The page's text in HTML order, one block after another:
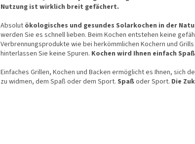
Nutzung ist wirklich breit gefächert.
Absolut ökologisches und gesundes Solarkochen in der
werden Sie es schnell lieben. Beim Kochen entstehen keine
Verbrennungsprodukte wie bei herkömmlichen Kochern und
hinterlassen Sie keine Spuren. Kochen wird Ihnen einfach
Einfaches Grillen, Kochen und Backen ermöglicht es Ihnen, sich
zu widmen, dem Spaß oder dem Sport. Spaßoder Sport. Die